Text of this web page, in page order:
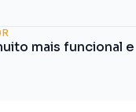
mais funcional e